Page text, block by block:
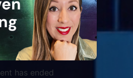
has ended